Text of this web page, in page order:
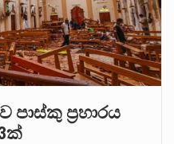
ප්‍රහාරය